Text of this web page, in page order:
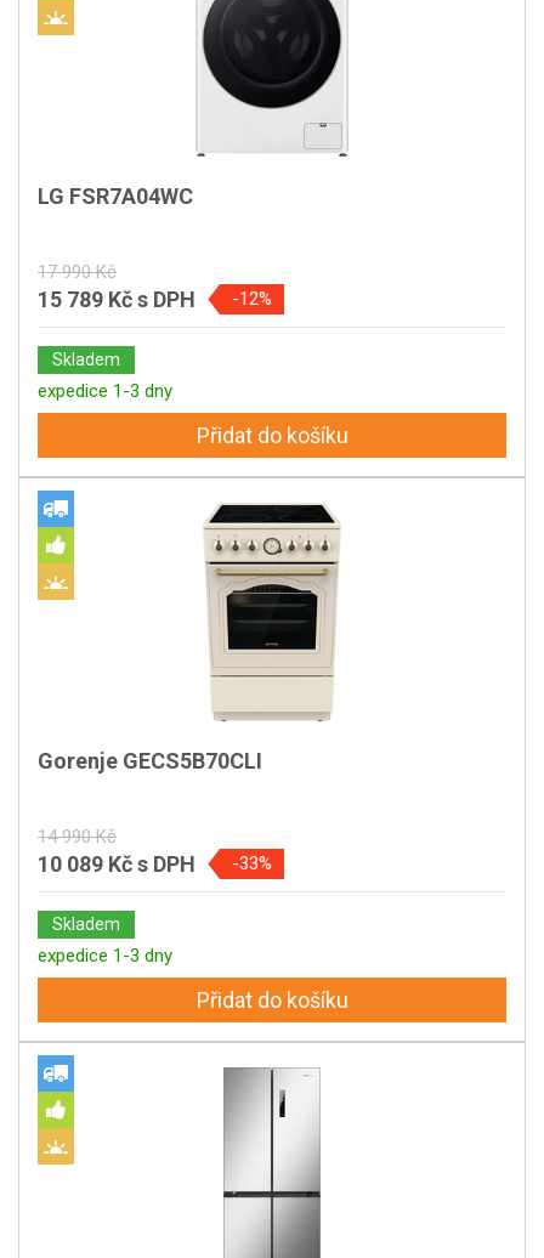
LG FSR7A04WC
17 990 Kč
15 789 Kčs DPH -12%
Skladem
expedice 1-3 dny
Přidat do košíku
Gorenje GECS5B70CLI
14 990 Kč
10 089 Kčs DPH -33%
Skladem
expedice 1-3 dny
Přidat do košíku